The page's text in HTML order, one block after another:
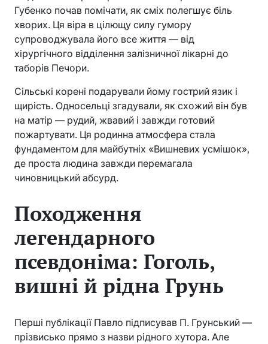
Губенко почав помічати, як сміх полегшує біль
хворих. Ця віра в цілющу силу гумору
супроводжувала його все життя — від
хірургічного відділення залізничної лікарні до
таборів Печори.
Сільські корені подарували йому гострий язик і
щирість. Односельці згадували, як схожий він був
на матір — рудий, жвавий і завжди готовий
пожартувати. Ця родинна атмосфера стала
фундаментом для майбутніх «Вишневих усмішок»,
де проста людина завжди перемагала
чиновницький абсурд.
Походження
легендарного
псевдоніма: Гоголь,
вишні й рідна Грунь
Перші публікації Павло підписував П. Грунський —
прізвисько прямо з назви рідного хутора. Але